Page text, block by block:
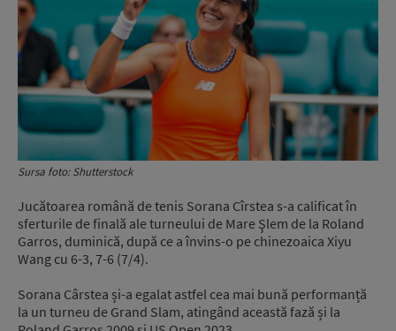
Sursa foto: Shutterstock
Jucătoarea română de tenis Sorana Cîrstea s-a calificat în
sferturile de finală ale turneului de Mare Şlem de la Roland
Garros, duminică, după ce a învins-o pe chinezoaica Xiyu
Wang cu 6-3, 7-6 (7/4).
Sorana Cârstea și-a egalat astfel cea mai bună performanță
la un turneu de Grand Slam, atingând această fază și la